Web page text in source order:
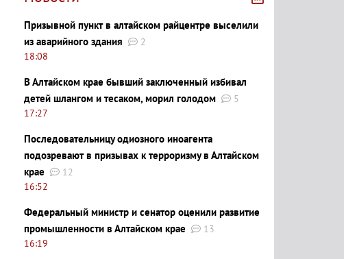
Призывной пункт в алтайском райцентре выселили
из аварийного здания
2
18:08
В Алтайском крае бывший заключенный избивал
детей шлангом и тесаком, морил голодом
5
17:27
Последовательницу одиозного иноагента
подозревают в призывах к терроризму в Алтайском
крае
12
16:52
Федеральный министр и сенатор оценили развитие
промышленности в Алтайском крае
13
16:19